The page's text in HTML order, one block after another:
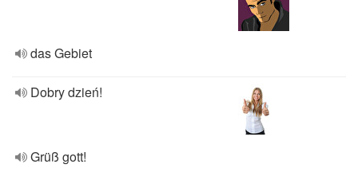
das Gebiet
Dobry dzień!
Grüß gott!